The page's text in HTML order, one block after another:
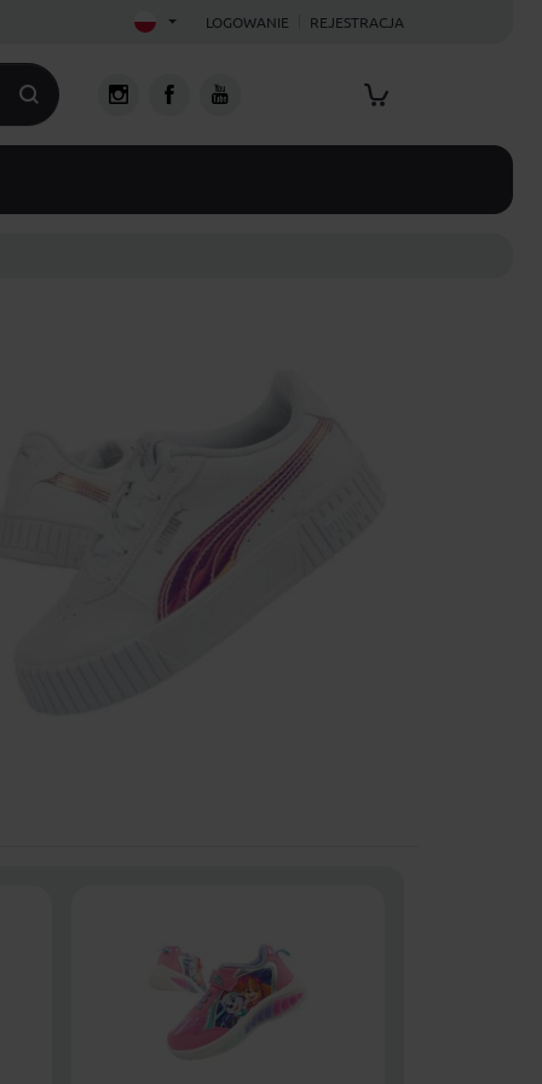
LOGOWANIE REJESTRACJA